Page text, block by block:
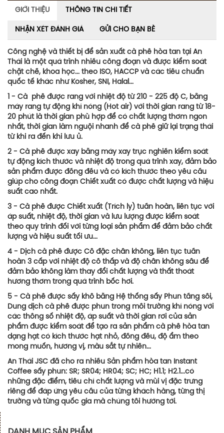
GIỚI THIỆU THÔNG TIN CHI TIẾT
NHẬN XÉT ĐÁNH GIÁ GỬI CHO BẠN BÈ
Công nghệ và thiết bị để sản xuất cà phê hòa tan tại An
Thái là một quá trình nhiều công đoạn và được kiểm soát
chặt chẽ, khoa học... theo ISO, HACCP và các tiêu chuẩn
quốc tế khác như Kosher, SNI, Halal...
1 - Cà phê được rang với nhiệt độ từ 210 - 225 độ C, bằng
máy rang tự động khí nóng (Hot air) với thời gian rang từ 18-
20 phút là thời gian phù hợp để có chất lượng thơm ngon
nhất, thời gian làm nguội nhanh để cà phê giữ lại trạng thái
từ khi ra đến khi lưu ủ.
2 - Cà phê được xay bằng máy xay trục nghiền kiểm soát
tự động kích thước và nhiệt độ trong quá trình xay, đảm bảo
sản phẩm được đồng đều và có kích thước theo yêu cầu
giúp cho công đoạn Chiết xuất có được chất lượng và hiệu
suất cao nhất.
3 - Cà phê được Chiết xuất (Trích ly) tuần hoàn, liên tục với
áp suất, nhiệt độ, thời gian và lưu lượng được kiểm soát
theo quy trình đối với từng loại sản phẩm để đảm bảo chất
lượng và hiệu suất tối ưu...
4 - Dịch cà phê được Cô đặc chân không, liên tục tuần
hoàn 3 cấp với nhiệt độ cô thấp và độ chân không sâu để
đảm bảo không làm thay đổi chất lượng và thất thoát
hương thơm trong quá trình bốc hơi.
5 - Cà phê được sấy khô bằng Hệ thống sấy Phun tầng sôi,
Dung dịch cà phê được phun trong môi trường khí nóng với
các thông số nhiệt độ, áp suất và thời gian rơi của sản
phẩm được kiểm soát để tạo ra sản phẩm cà phê hòa tan
dạng hạt có kích thước hạt nhỏ, đồng đều, độ ẩm theo
mong muốn, hương vị, màu sắt tự nhiên...
An Thái JSC đã cho ra nhiều Sản phẩm hòa tan Instant
Coffee sấy phun: SR; SR04; HR04; SC; HC; H1.1; H2.1...có
những đặc điểm, tiêu chí chất lượng và mùi vị đặc trưng
riêng để đáp ứng yêu cầu của từng khách hàng, từng thị
trường và từng quốc gia mà chúng tôi hướng tới.